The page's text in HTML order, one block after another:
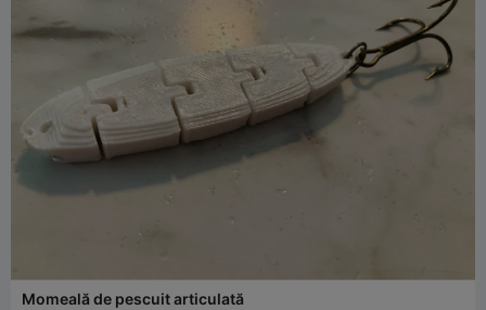
Momeală de pescuit articulată